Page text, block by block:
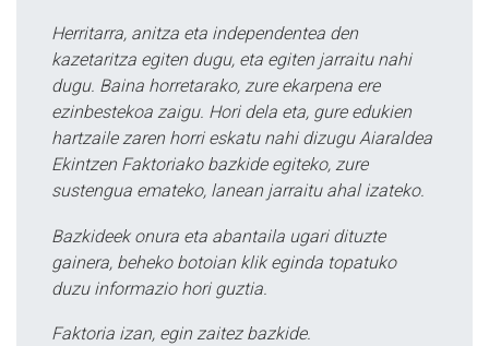
Herritarra, anitza eta independentea den
kazetaritza egiten dugu, eta egiten jarraitu nahi
dugu. Baina horretarako, zure ekarpena ere
ezinbestekoa zaigu. Hori dela eta, gure edukien
hartzaile zaren horri eskatu nahi dizugu Aiaraldea
Ekintzen Faktoriako bazkide egiteko, zure
sustengua emateko, lanean jarraitu ahal izateko.
Bazkideek onura eta abantaila ugari dituzte
gainera, beheko botoian klik eginda topatuko
duzu informazio hori guztia.
Faktoria izan, egin zaitez bazkide.